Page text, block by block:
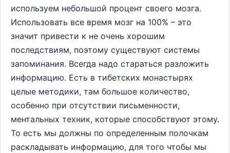
используем небольшой процент своего мозга.
Использовать все время мозг на 100% – это
значит привести к не очень хорошим
последствиям, поэтому существуют системы
запоминания. Всегда надо стараться разложить
информацию. Есть в тибетских монастырях
целые методики, там большое количество,
особенно при отсутствии письменности,
ментальных техник, которые способствуют этому.
То есть мы должны по определенным полочкам
раскладывать информацию, для того чтобы мы